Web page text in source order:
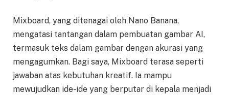
Mixboard, yang ditenagai oleh Nano Banana,
mengatasi tantangan dalam pembuatan gambar AI,
termasuk teks dalam gambar dengan akurasi yang
mengagumkan. Bagi saya, Mixboard terasa seperti
jawaban atas kebutuhan kreatif. Ia mampu
mewujudkan ide-ide yang berputar di kepala menjadi